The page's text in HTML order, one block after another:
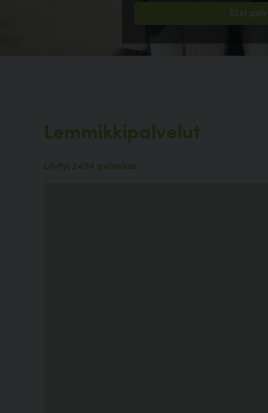
Lemmikkipalvelut
Löytyi 2494 palvelua